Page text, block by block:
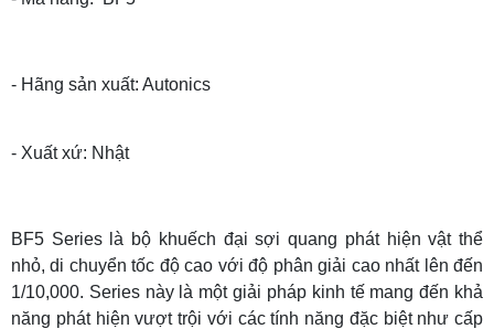
- Hãng sản xuất: Autonics
- Xuất xứ: Nhật
BF5 Series là bộ khuếch đại sợi quang phát hiện vật thể
nhỏ, di chuyển tốc độ cao với độ phân giải cao nhất lên đến
1/10,000. Series này là một giải pháp kinh tế mang đến khả
năng phát hiện vượt trội với các tính năng đặc biệt như cấp